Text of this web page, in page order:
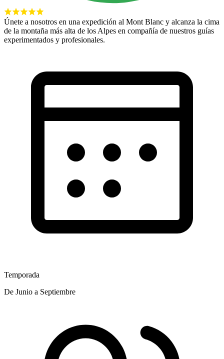
Únete a nosotros en una expedición al Mont Blanc y alcanza la cima
de la montaña más alta de los Alpes en compañía de nuestros guías
experimentados y profesionales.
Temporada
De Junio a Septiembre